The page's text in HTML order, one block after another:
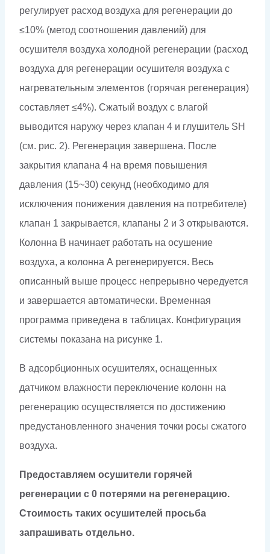
регулирует расход воздуха для регенерации до
≤10% (метод соотношения давлений) для
осушителя воздуха холодной регенерации (расход
воздуха для регенерации осушителя воздуха с
нагревательным элементов (горячая регенерация)
составляет ≤4%). Сжатый воздух с влагой
выводится наружу через клапан 4 и глушитель SH
(см. рис. 2). Регенерация завершена. После
закрытия клапана 4 на время повышения
давления (15~30) секунд (необходимо для
исключения понижения давления на потребителе)
клапан 1 закрывается, клапаны 2 и 3 открываются.
Колонна В начинает работать на осушение
воздуха, а колонна А регенерируется. Весь
описанный выше процесс непрерывно чередуется
и завершается автоматически. Временная
программа приведена в таблицах. Конфигурация
системы показана на рисунке 1.
В адсорбционных осушителях, оснащенных
датчиком влажности переключение колонн на
регенерацию осуществляется по достижению
предустановленного значения точки росы сжатого
воздуха.
Предоставляем осушители горячей
регенерации с 0 потерями на регенерацию.
Стоимость таких осушителей просьба
запрашивать отдельно.